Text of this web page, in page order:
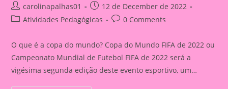
Post
author:
carolinapalhas01
Post
published:
12 de December de 2022
PostAtividades Pedagógicas
Post0 Comments
O que é a copa do mundo? Copa do Mundo FIFA de 2022 ou
Campeonato Mundial de Futebol FIFA de 2022 será a
vigésima segunda edição deste evento esportivo, um…